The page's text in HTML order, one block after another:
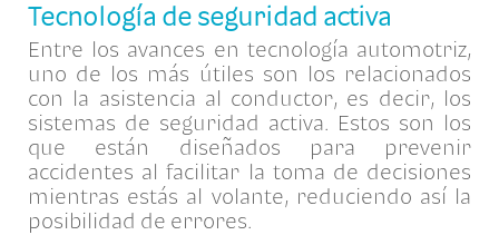
Tecnología de seguridad activa
Entre los avances en tecnología automotriz,
uno de los más útiles son los relacionados
con la asistencia al conductor, es decir, los
sistemas de seguridad activa. Estos son los
que están diseñados para prevenir
accidentes al facilitar la toma de decisiones
mientras estás al volante, reduciendo así la
posibilidad de errores.